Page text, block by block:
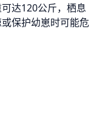
达120公斤，栖息
保护幼崽时可能危